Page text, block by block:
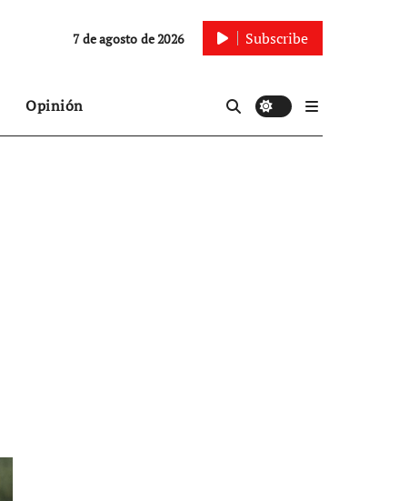
7 de agosto de 2026 Subscribe
Opinión